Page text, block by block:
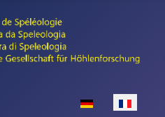
Sélectionnez